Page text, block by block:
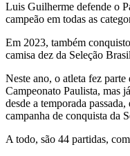
Luis Guilherme defende o
campeão em todas as
Em 2023, também
camisa dez da Seleção
Neste ano, o atleta fez
Campeonato Paulista, mas
desde a temporada
campanha de conquista da
A todo, são 44 partidas,